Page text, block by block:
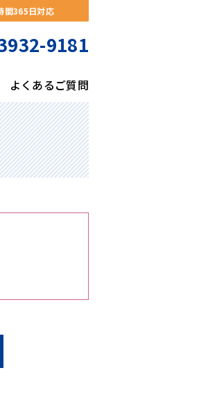
間365日対応
9181
栄養科
健診のご案内
よくあるご質問